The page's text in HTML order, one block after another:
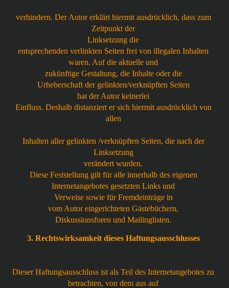
verhindern. Der Autor erklärt hiermit ausdrücklich, dass zum
Zeitpunkt der
Linksetzung die
entsprechenden verlinkten Seiten frei von illegalen Inhalten
waren. Auf die aktuelle und
zukünftige Gestaltung, die Inhalte oder die
Urheberschaft der gelinkten/verknüpften Seiten
hat der Autor keinerlei
Einfluss. Deshalb distanziert er sich hiermit ausdrücklich von
allen
Inhalten aller gelinkten /verknüpften Seiten, die nach der
Linksetzung
verändert wurden.
Diese Feststellung gilt für alle innerhalb des eigenen
Internetangebotes gesetzten Links und
Verweise sowie für Fremdeinträge in
vom Autor eingerichteten Gästebüchern,
Diskussionsforen und Mailinglisten.
3. Rechtswirksamkeit dieses Haftungsausschlusses
Dieser Haftungsausschluss ist als Teil des Internetangebotes zu
betrachten, von dem aus auf